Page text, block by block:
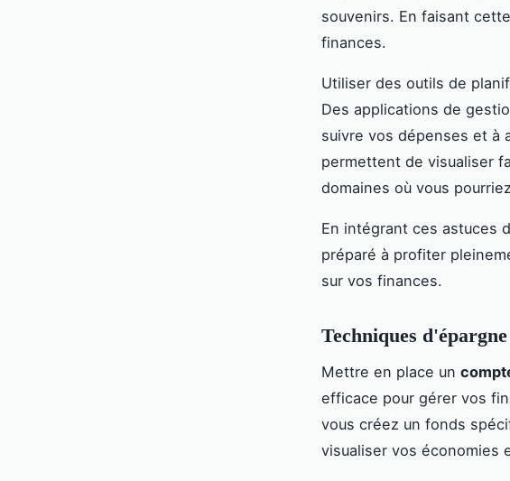
souvenirs. En faisant
finances.
Utiliser des outils de
Des applications de
suivre vos dépenses et à
permettent de visualiser
domaines où vous
En intégrant ces astuces
préparé à profiter
sur vos finances.
Techniques
Mettre en place un
efficace pour gérer vos
vous créez un fonds
visualiser vos économies